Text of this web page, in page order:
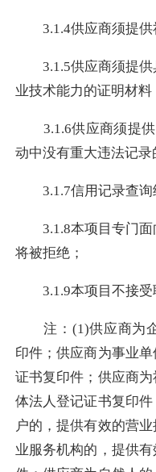
3.1.4供应商须提供
3.1.5供应商须提供
业技术能力的证明材料
3.1.6供应商须提供
动中没有重大违法记录
3.1.7信用记录查询
3.1.8本项目专门面
将被拒绝；
3.1.9本项目不接受
注：(1)供应商为企
印件；供应商为事业
证书复印件；供应商
体法人登记证书复印
户的，提供有效的营
业服务机构的，提供